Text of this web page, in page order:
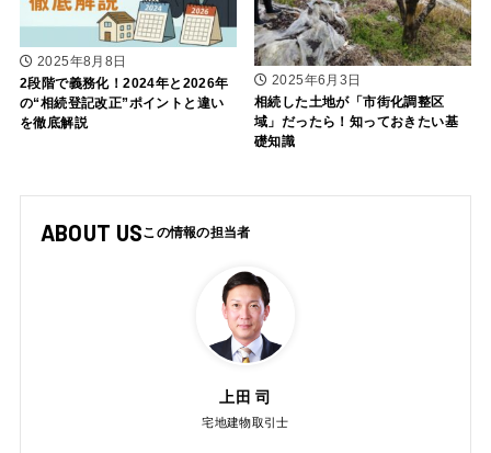
2025年8月8日
2段階で義務化！2024年と2026年
の“相続登記改正”ポイントと違い
を徹底解説
2025年6月3日
相続した土地が「市街化調整区
域」だったら！知っておきたい基
礎知識
ABOUT US
上田 司
宅地建物取引士